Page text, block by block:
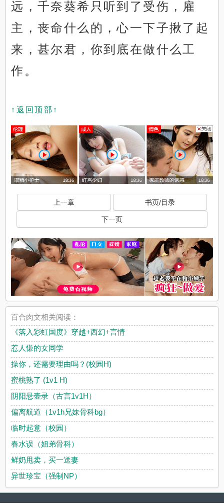
远，千奈葵希只听到了受伤，雇
主，丧命什么的，心一下子揪了起
来，甚尔君，你到底在做什么工
作。
↑返回顶部↑
上一章 书页/目录
下一页
百合肉文相关阅读：
《落入彩虹国度》穿越+西幻+言情
惹人慊的女同学
操你，还需要理由吗？(校园H)
蜜桃熟了 (1v1 H)
阴阳悬壶录（古言1v1H）
偏离航道（1v1h兄妹骨科bg）
临时起意（校园）
春水误（姐弟骨科）
鲜奶甩卖，买一送妻
异世珍宝（强制NP）